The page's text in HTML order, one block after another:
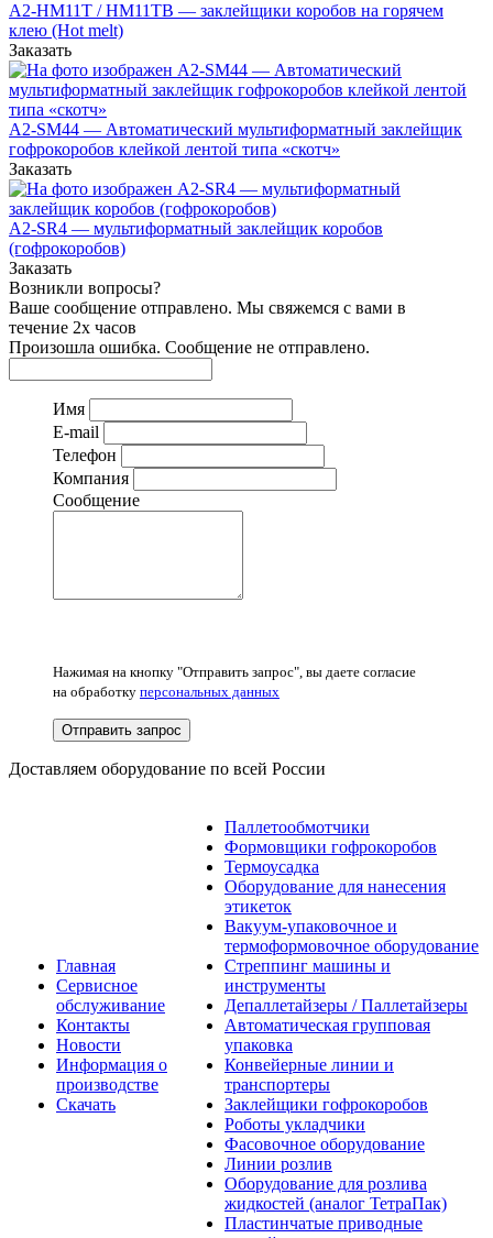
A2-HM11T / HM11TB — заклейщики коробов на горячем
клею (Hot melt)
Заказать
А2-SM44 — Автоматический мультиформатный заклейщик
гофрокоробов клейкой лентой типа «скотч»
Заказать
A2-SR4 — мультиформатный заклейщик коробов
(гофрокоробов)
Заказать
Возникли вопросы?
Ваше сообщение отправлено. Мы свяжемся с вами в
течение 2х часов
Произошла ошибка. Сообщение не отправлено.
Имя
E-mail
Телефон
Компания
Сообщение
Нажимая на кнопку "Отправить запрос", вы даете согласие
на обработку персональных данных
Отправить запрос
Доставляем оборудование по всей России
Главная
Сервисное
обслуживание
Контакты
Новости
Информация о
производстве
Скачать
Паллетообмотчики
Формовщики гофрокоробов
Термоусадка
Оборудование для нанесения
этикеток
Вакуум-упаковочное и
термоформовочное оборудование
Стреппинг машины и
инструменты
Депаллетайзеры / Паллетайзеры
Автоматическая групповая
упаковка
Конвейерные линии и
транспортеры
Заклейщики гофрокоробов
Роботы укладчики
Фасовочное оборудование
Линии розлив
Оборудование для розлива
жидкостей (аналог ТетраПак)
Пластинчатые приводные